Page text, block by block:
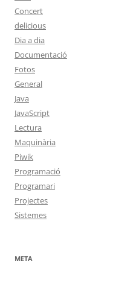
Concert
delicious
Dia a dia
Documentació
Fotos
General
Java
JavaScript
Lectura
Maquinària
Piwik
Programació
Programari
Projectes
Sistemes
META